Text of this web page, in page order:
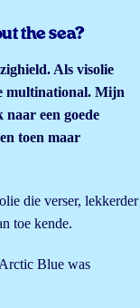
the sea?
Als visolie
multinational. Mijn
een goede
toen maar
die verser, lekkerder
toe kende.
Blue was